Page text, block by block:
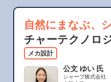
自然にまなぶ、
チャーテクノロジ
メカ設計
公文 ゆい 氏
シャープ株式会社